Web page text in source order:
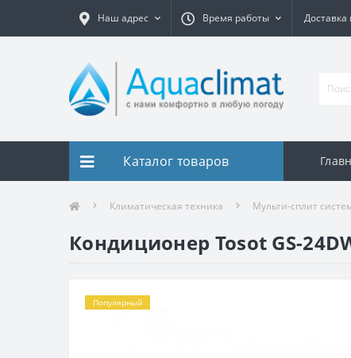
Наш адрес Время работы Доставка
Каталог товаров
Климатическая техника Мульти-сплит
Кондиционер Tosot GS-
Популярный